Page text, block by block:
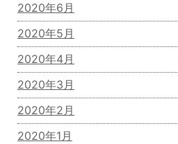
2020年6月
2020年5月
2020年4月
2020年3月
2020年2月
2020年1月